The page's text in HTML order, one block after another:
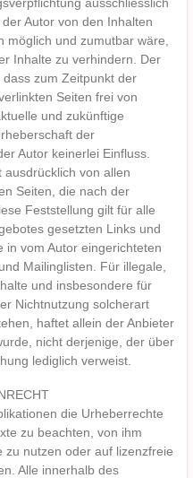
Autor von den Inhalten
möglich und zumutbar wäre,
Inhalte zu verhindern. Der
zum Zeitpunkt der
Seiten frei von
und zukünftige
der
Autor keinerlei Einfluss.
von allen
Seiten, die nach der
Feststellung gilt für alle
gesetzten Links und
in vom Autor eingerichteten
Mailinglisten. Für illegale,
und insbesondere für
Nichtnutzung solcherart
haftet allein der Anbieter
nicht derjenige, der über
lediglich verweist.
die Urheberrechte
zu beachten, von ihm
zu nutzen oder auf lizenzfreie
Alle innerhalb des